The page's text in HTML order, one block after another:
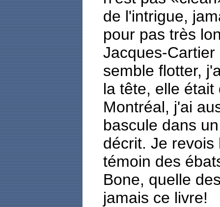
de l'intrigue,
pour pas très
Jacques-
semble flotter,
la tête, elle
Montréal, j'ai
bascule dans
décrit. Je revois
témoin des
Bone, quelle
jamais ce livre!